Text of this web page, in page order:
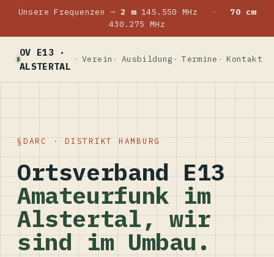
Unsere Frequenzen — 2 m145.550 MHz ·
70 cm
430.275 MHz
OV E13 ·
ALSTERTAL
Verein Ausbildung Termine Kontakt
DARC · DISTRIKT HAMBURG
Ortsverband E13
Amateurfunk im
Alstertal, wir
sind im Umbau.